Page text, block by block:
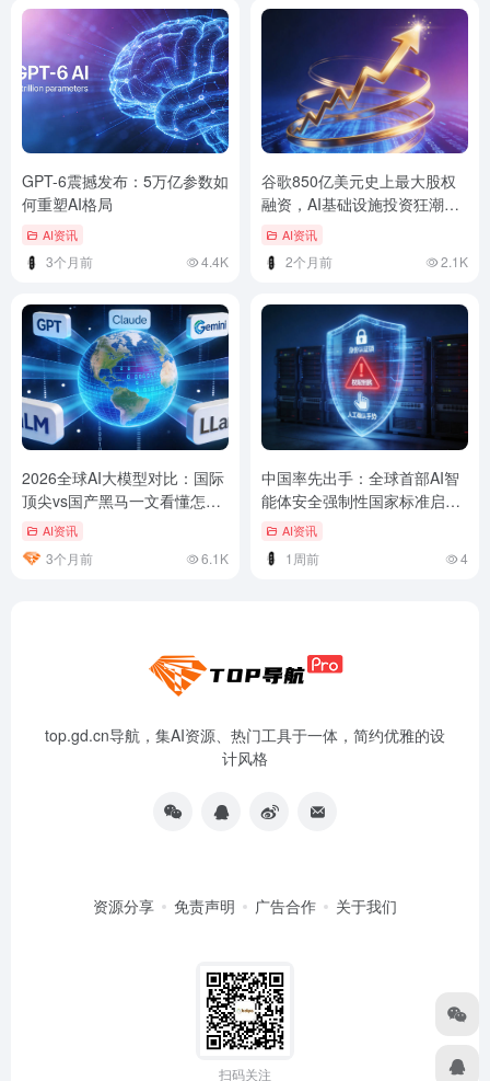
GPT-6震撼发布：5万亿参数如
何重塑AI格局
AI资讯
3个月前 4.4K
谷歌850亿美元史上最大股权
融资，AI基础设施投资狂潮再
起 AI资讯
2个月前 2.1K
2026全球AI大模型对比：国际
顶尖vs国产黑马一文看懂怎么
选 AI资讯
3个月前 6.1K
中国率先出手：全球首部AI智
能体安全强制性国家标准启
动，18个月内落地
AI资讯
1周前 4
top.gd.cn导航，集AI资源、热门工具于一体，简约优雅的设
计风格
资源分享 免责声明 广告合作 关于我们
扫码关注